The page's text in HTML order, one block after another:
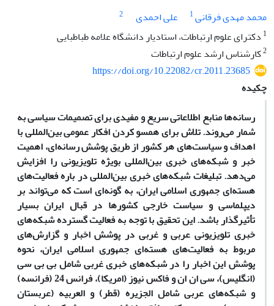
محمد مهدی فرقانی1 علی احمدی
2
1 دکترای علوم ارتباطات، استادیار دانشگاه علامه طباطبایی
2کارشناس ارشد علوم ارتباطات
https://doi.org/10.22082/cr.2011.23685
چکیده
رسانه‌ها منابع اطلاعاتی سریع و مفیدی برای تصمیمات سیاسی به
شمار می‌روند. تلاش برای همسو کردن افکار عمومی بین‌المللی با
اهداف و سیاست‌های هر کشور از طریق پوشش رسانه‌ای، اهمیت
خبر و شبکه‌های خبری بین‌المللی بویژه تلویزیونی را افزایش
می‌دهد. تبلیغات شبکه‌های خبری بین‌المللی در باره فعالیت‌های
هسته‌ای جمهوری اسلامی ایران، به گونه‌ای است که می‌تواند بر
دیپلماسی و سیاست خارجی کشورها در قبال ایران بسیار
تأثیرگذار باشد. این تحقیق با توجه به فعالیت گسترده شبکه‌های
خبری تلویزیونی عربی و غربی در پوشش اخبار و گزارش‌های
مربوط به فعالیت‌های هسته‌ای جمهوری اسلامی ایران، نحوه
پوشش این اخبار را در شبکه‌‌های خبری غربی شامل بی بی سی
(انگلیس)،‌ سی ان ان‌ و فاکس نیوز (امریکا)، فرانس 24 (فرانسه)‌
و شبکه‌های عربی شامل الجزیره (قطر) و العربیه (عربستان